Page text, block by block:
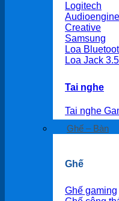
Logitech
Audioengine
Creative
Samsung
Loa
Loa Jack
Tai nghe
Tai nghe
Ghế – Bàn
Ghế
Ghế gaming